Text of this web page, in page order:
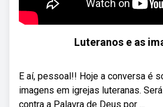
Luteranos e as
E aí, pessoal!! Hoje a conversa é
imagens em igrejas luteranas.
contra a Palavra de Deus por ...